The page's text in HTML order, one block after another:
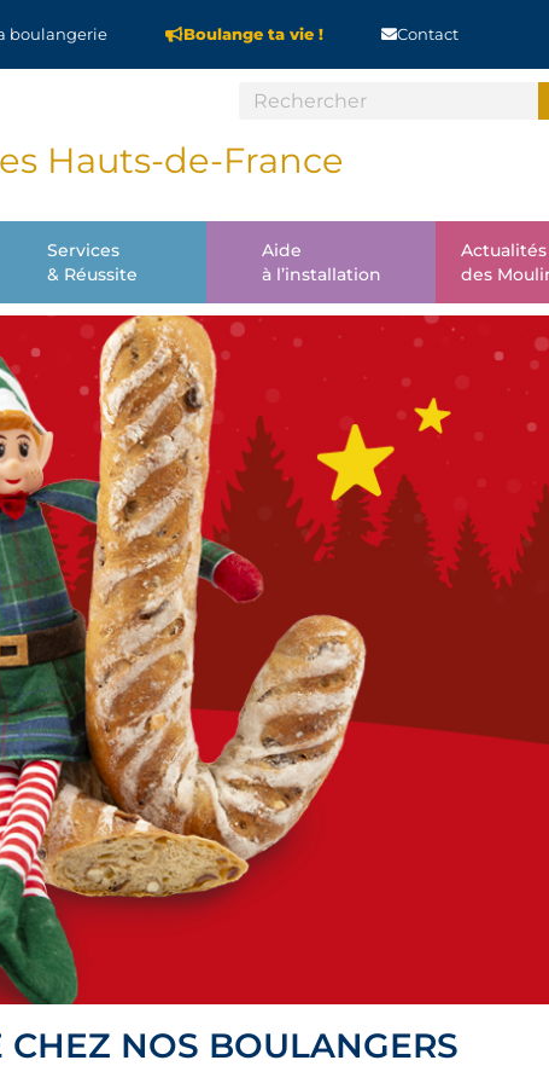
boulangerie Boulange ta vie ! Contact
Hauts-de-France
Services
& Réussite
Aide
à l’installation
Actualités
des
CHEZ NOS BOULANGERS